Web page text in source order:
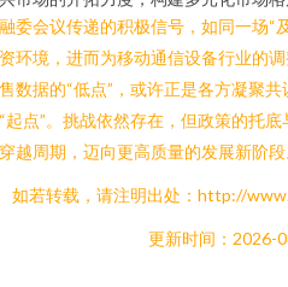
委会议传递的积极信号，如同一场“
环境，进而为移动通信设备行业的
数据的“低点”，或许正是各方凝聚
起点”。挑战依然存在，但政策的托
越周期，迈向更高质量的发展新阶段
如若转载，请注明出处：http://
更新时间：2026-